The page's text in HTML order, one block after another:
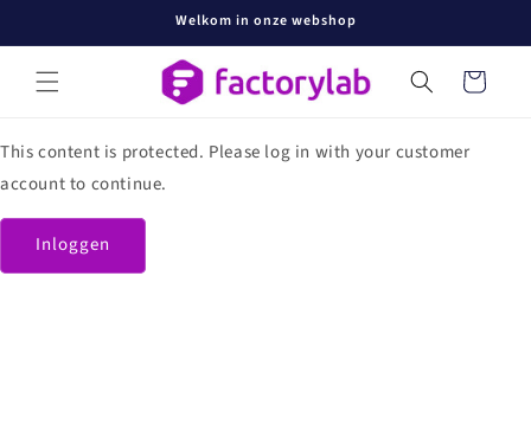
content
Welkom in onze webshop
This content is protected. Please log in with your customer
account to continue.
Inloggen